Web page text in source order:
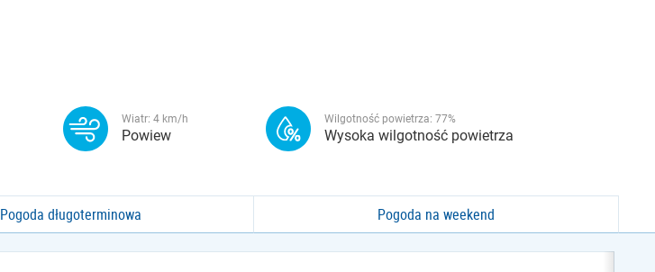
Wiatr: 4 km/h
Powiew
Wilgotność powietrza: 77%
Wysoka wilgotność powietrza
Pogoda długoterminowa Pogoda na weekend